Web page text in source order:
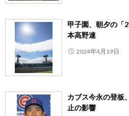
甲子園、朝夕の「
本高野連
2024年4月19日
カブス今永の登板
止の影響